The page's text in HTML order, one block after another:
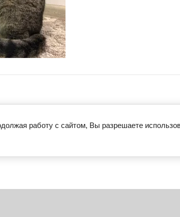
работу с сайтом, Вы разрешаете